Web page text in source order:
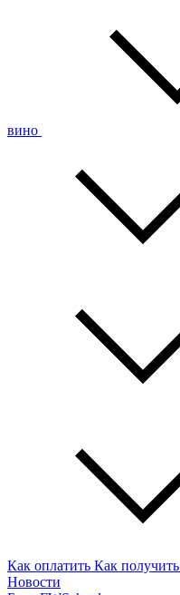
вино
Как оплатить Как получить
Новости